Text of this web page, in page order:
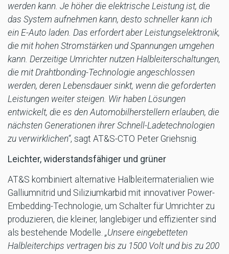
werden kann. Je höher die elektrische Leistung ist, die
das System aufnehmen kann, desto schneller kann ich
ein E-Auto laden. Das erfordert aber Leistungselektronik,
die mit hohen Stromstärken und Spannungen umgehen
kann. Derzeitige Umrichter nutzen Halbleiterschaltungen,
die mit Drahtbonding-Technologie angeschlossen
werden, deren Lebensdauer sinkt, wenn die geforderten
Leistungen weiter steigen. Wir haben Lösungen
entwickelt, die es den Automobilherstellern erlauben, die
nächsten Generationen ihrer Schnell-Ladetechnologien
zu verwirklichen“, sagt AT&S-CTO Peter Griehsnig.
Leichter, widerstandsfähiger und grüner
AT&S kombiniert alternative Halbleitermaterialien wie
Galliumnitrid und Siliziumkarbid mit innovativer Power-
Embedding-Technologie, um Schalter für Umrichter zu
produzieren, die kleiner, langlebiger und effizienter sind
als bestehende Modelle. „Unsere eingebetteten
Halbleiterchips vertragen bis zu 1500 Volt und bis zu 200